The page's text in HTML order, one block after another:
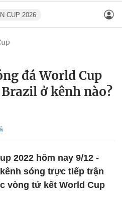
CUP 2026
đá World Cup
ở kênh nào?
2022 hôm nay 9/12 -
sóng trực tiếp trận
vòng tứ kết World Cup